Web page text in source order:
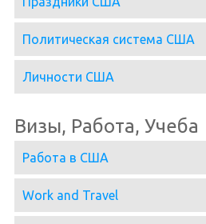
Политическая система США
Личности США
Визы, Работа, Учеба
Работа в США
Work and Travel